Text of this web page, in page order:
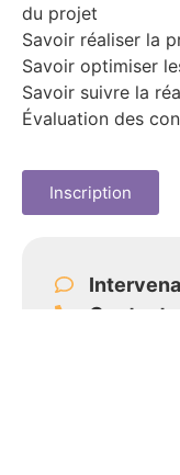
du projet
Savoir réaliser la
Savoir optimiser
Savoir suivre la
Évaluation des
Inscription
Contact